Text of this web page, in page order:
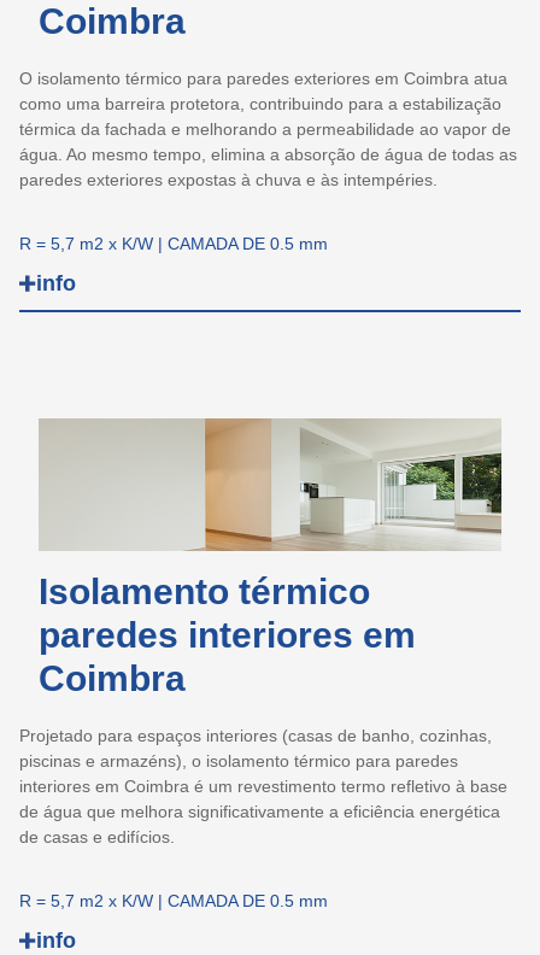
Coimbra
O isolamento térmico para paredes exteriores em Coimbra atua
como uma barreira protetora, contribuindo para a estabilização
térmica da fachada e melhorando a permeabilidade ao vapor de
água. Ao mesmo tempo, elimina a absorção de água de todas as
paredes exteriores expostas à chuva e às intempéries.
R = 5,7 m2 x K/W | CAMADA DE 0.5 mm
info
Corrige pequenas fissuras e aumenta a durabilidade das
Melhora a eficiência energética do edifício.
ser colorido com um espectro de 2500 pigmentos
BAUTER®. A sua estrutura permite um acabamento
estético excecional.
Ultra flexível: cria um revestimento muito flexível que
corrige pequenas fissuras ou microfissuras e evita o seu
Balanço de energia: melhora o balanço energético do
edifício e decora as fachadas.
Principais aplicações:
edifícios comerciais e públicos.
Isolamento térmico
paredes interiores em
Coimbra
Projetado para espaços interiores (casas de banho, cozinhas,
piscinas e armazéns), o isolamento térmico para paredes
interiores em Coimbra é um revestimento termo refletivo à base
de água que melhora significativamente a eficiência energética
de casas e edifícios.
R = 5,7 m2 x K/W | CAMADA DE 0.5 mm
info